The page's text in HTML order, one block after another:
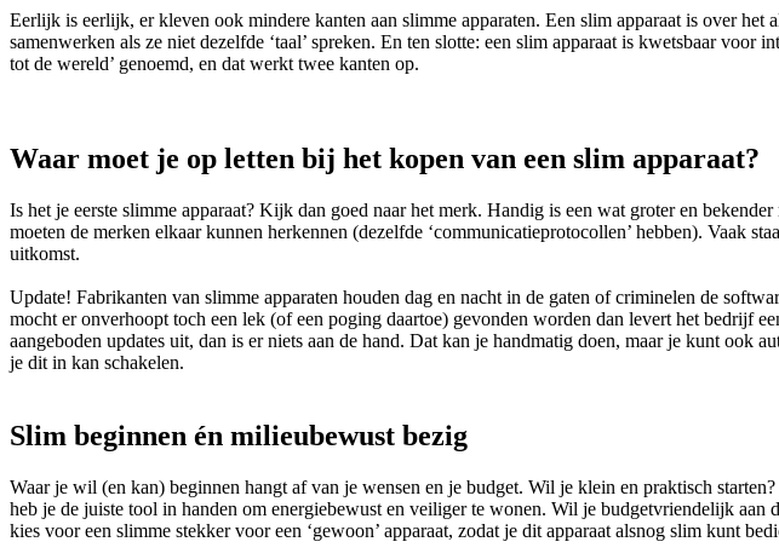
Eerlijk is eerlijk, er kleven ook mindere kanten aan slimme apparaten. Een slim apparaat is over
samenwerken als ze niet dezelfde ‘taal’ spreken. En ten slotte: een slim apparaat is kwetsbaar
tot de wereld’ genoemd, en dat werkt twee kanten op.
Waar moet je op letten bij het kopen van een slim apparaat?
Is het je eerste slimme apparaat? Kijk dan goed naar het merk. Handig is een wat groter en
moeten de merken elkaar kunnen herkennen (dezelfde ‘communicatieprotocollen’ hebben). Vaak
uitkomst.
Update! Fabrikanten van slimme apparaten houden dag en nacht in de gaten of criminelen de
mocht er onverhoopt toch een lek (of een poging daartoe) gevonden worden dan levert het bedrijf
aangeboden updates uit, dan is er niets aan de hand. Dat kan je handmatig doen, maar je kunt ook
je dit in kan schakelen.
Slim beginnen én milieubewust bezig
Waar je wil (en kan) beginnen hangt af van je wensen en je budget. Wil je klein en praktisch
heb je de juiste tool in handen om energiebewust en veiliger te wonen. Wil je budgetvriendelijk
kies voor een slimme stekker voor een ‘gewoon’ apparaat, zodat je dit apparaat alsnog slim kunt